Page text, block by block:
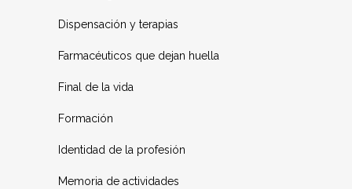
Dispensación y terapias
Farmacéuticos que dejan huella
Final de la vida
Formación
Identidad de la profesión
Memoria de actividades